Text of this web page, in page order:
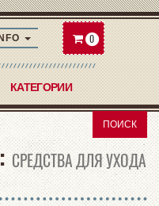
INFO
КАТЕГОРИИ
0
ПОИСК
СРЕДСТВА ДЛЯ УХОДА